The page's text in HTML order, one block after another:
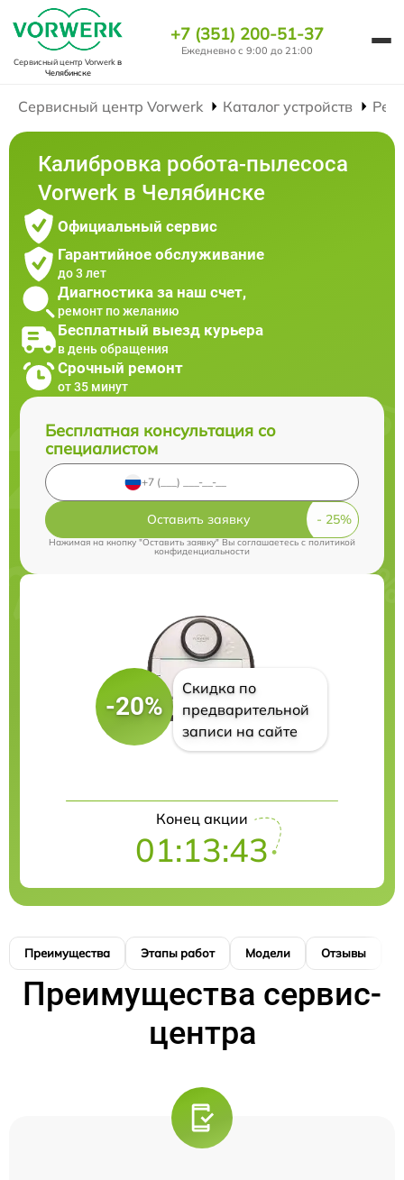
Сервисный центр Vorwerkв
Челябинске
+7 (351) 200-51-37
Ежедневно с 9:00 до 21:00
Сервисный центр Vorwerk Каталог устройств
Калибровка робота-пылесоса
Vorwerk в Челябинске
Официальный сервис
Гарантийное обслуживание
до 3 лет
Диагностика за наш счет,
ремонт по желанию
Бесплатный выезд курьера
в день обращения
Срочный ремонт
от 35 минут
Бесплатная консультация со
специалистом
Оставить заявку
Нажимая на кнопку "Оставить заявку" Вы соглашаетесь cполитикой
конфиденциальности
-20%
Скидка по
предварительной
записи на сайте
Конец акции
01:13:42
Преимущества Этапы работ Модели Отзывы
Преимущества сервис-
центра